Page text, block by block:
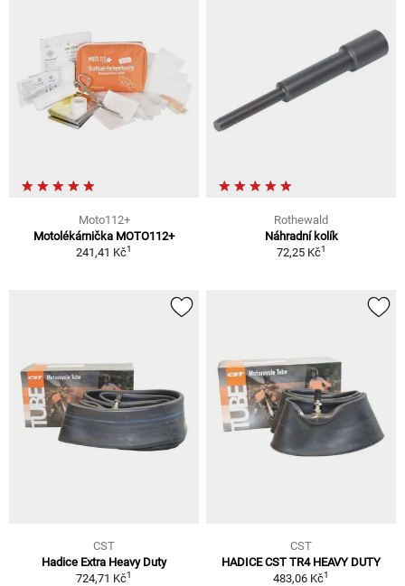
Moto112+
Motolékárnička MOTO112+
241,41 Kč1
Rothewald
Náhradní kolík
72,25 Kč1
CST
Hadice Extra Heavy Duty
724,71 Kč1
CST
HADICE CST TR4 HEAVY DUTY
483,06 Kč1